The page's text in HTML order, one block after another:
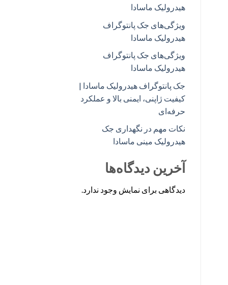
هیدرولیک ماسادا
ویژگی‌های جک پانتوگراف
هیدرولیک ماسادا
ویژگی‌های جک پانتوگراف
هیدرولیک ماسادا
جک پانتوگراف هیدرولیک ماسادا |
کیفیت ژاپنی، ایمنی بالا و عملکرد
حرفه‌ای
نکات مهم در نگهداری جک
هیدرولیک مینی ماسادا
آخرین دیدگاه‌ها
دیدگاهی برای نمایش وجود ندارد.